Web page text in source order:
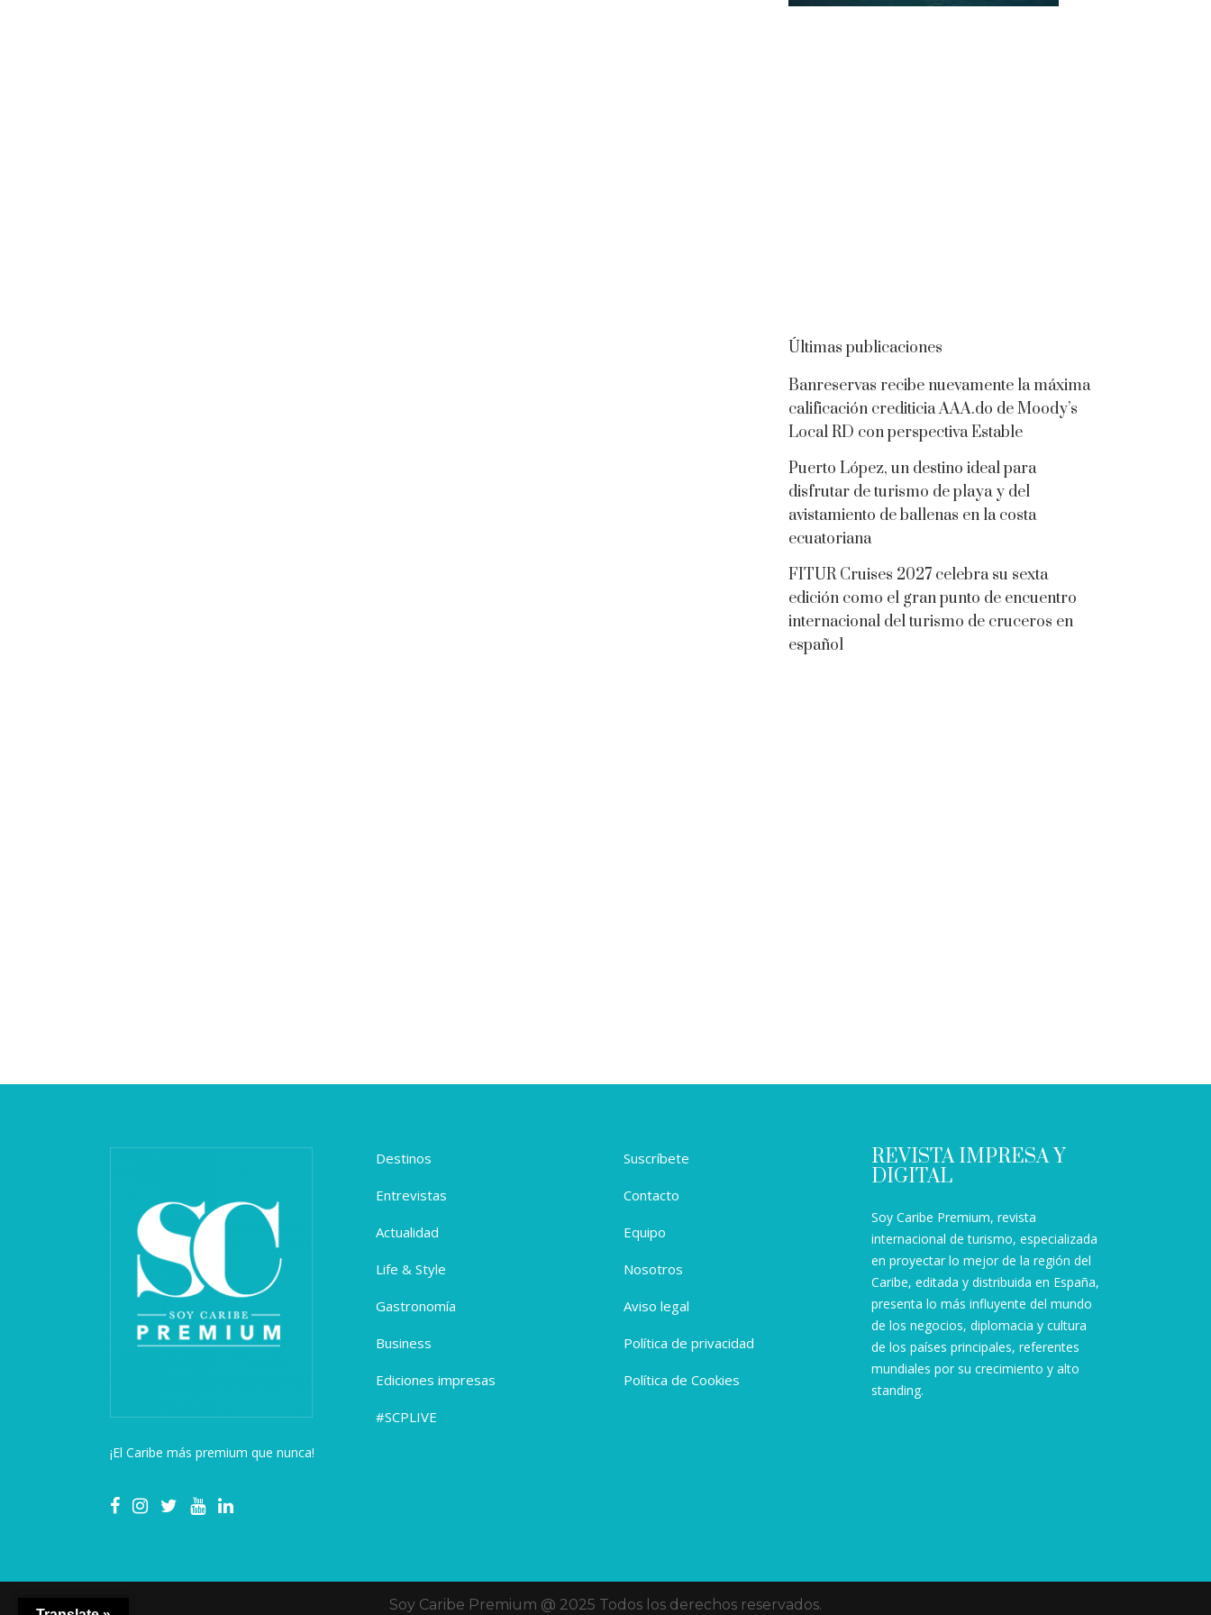
Últimas publicaciones
Banreservas recibe nuevamente la máxima
calificación crediticia AAA.do de Moody’s
Local RD con perspectiva Estable
Puerto López, un destino ideal para
disfrutar de turismo de playa y del
avistamiento de ballenas en la costa
ecuatoriana
FITUR Cruises 2027 celebra su sexta
edición como el gran punto de encuentro
internacional del turismo de cruceros en
español
¡El Caribe más premium que nunca!
Destinos
Entrevistas
Actualidad
Life & Style
Gastronomía
Business
Ediciones impresas
#SCPLIVE
Suscríbete
Contacto
Equipo
Nosotros
Aviso legal
Política de privacidad
Política de Cookies
REVISTA IMPRESA Y
DIGITAL
Soy Caribe Premium, revista
internacional de turismo, especializada
en proyectar lo mejor de la región del
Caribe, editada y distribuida en España,
presenta lo más influyente del mundo
de los negocios, diplomacia y cultura
de los países principales, referentes
mundiales por su crecimiento y alto
standing.
Soy Caribe Premium @ 2025 Todos los derechos reservados.